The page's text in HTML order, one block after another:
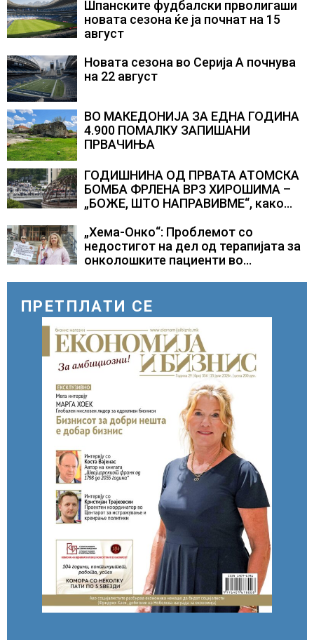
Шпанските фудбалски прволигаши
новата сезона ќе ја почнат на 15
август
Новата сезона во Серија А почнува
на 22 август
ВО МАКЕДОНИЈА ЗА ЕДНА ГОДИНА
4.900 ПОМАЛКУ ЗАПИШАНИ
ПРВАЧИЊА
ГОДИШНИНА ОД ПРВАТА АТОМСКА
БОМБА ФРЛЕНА ВРЗ ХИРОШИМА –
„БОЖЕ, ШТО НАПРАВИВМЕ“, како
Геј“ и учесниците во
бомбардирањето го доживуваа овој
настан што го промени текот на
„Хема-Онко“: Проблемот со
недостигот на дел од терапијата за
онколошките пациенти во
ПРЕТПЛАТИ СЕ